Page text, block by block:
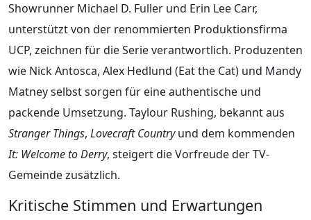
Showrunner Michael D. Fuller und Erin Lee Carr,
unterstützt von der renommierten Produktionsfirma
UCP, zeichnen für die Serie verantwortlich. Produzenten
wie Nick Antosca, Alex Hedlund (Eat the Cat) und Mandy
Matney selbst sorgen für eine authentische und
packende Umsetzung. Taylour Rushing, bekannt aus
Stranger Things, Lovecraft Countryund dem kommenden
It: Welcome to Derry, steigert die Vorfreude der TV-
Gemeinde zusätzlich.
Kritische Stimmen und Erwartungen